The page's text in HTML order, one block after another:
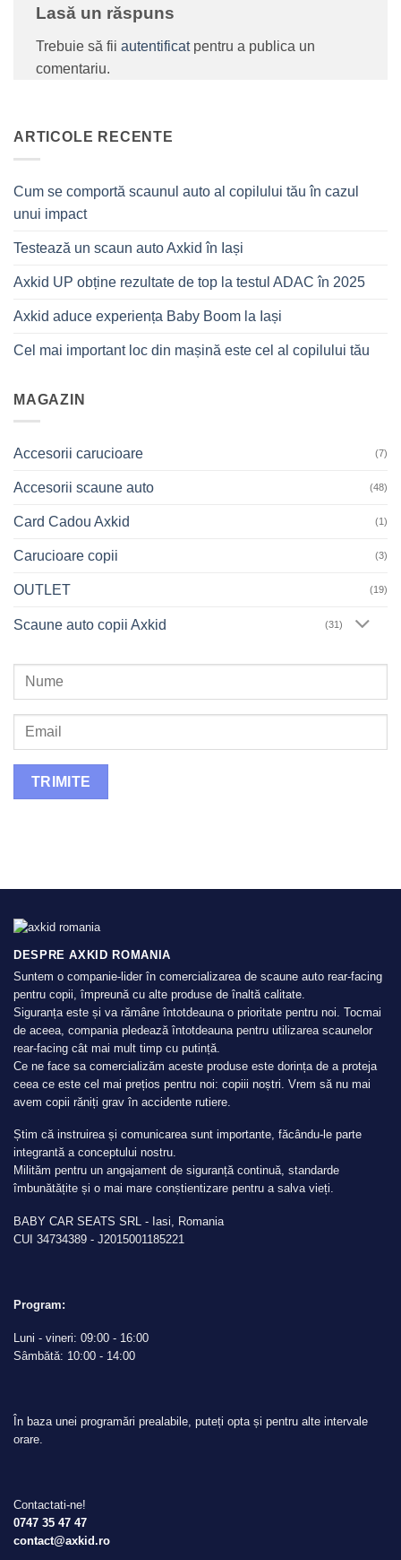
Lasă un răspuns
Trebuie să fii autentificatpentru a publica un
comentariu.
ARTICOLE RECENTE
Cum se comportă scaunul auto al copilului tău în cazul
unui impact
Testează un scaun auto Axkid în Iași
Axkid UP obține rezultate de top la testul ADAC în 2025
Axkid aduce experiența Baby Boom la Iași
Cel mai important loc din mașină este cel al copilului tău
MAGAZIN
Accesorii carucioare (7)
Accesorii scaune auto (48)
Card Cadou Axkid (1)
Carucioare copii (3)
OUTLET (19)
Scaune auto copii Axkid (31)
DESPRE AXKID ROMANIA
Suntem o companie-lider în comercializarea de scaune auto rear-facing
pentru copii, împreună cu alte produse de înaltă calitate.
Siguranța este și va rămâne întotdeauna o prioritate pentru noi. Tocmai
de aceea, compania pledează întotdeauna pentru utilizarea scaunelor
rear-facing cât mai mult timp cu putință.
Ce ne face sa comercializăm aceste produse este dorința de a proteja
ceea ce este cel mai prețios pentru noi: copiii noștri. Vrem să nu mai
avem copii răniți grav în accidente rutiere.
Știm că instruirea și comunicarea sunt importante, făcându-le parte
integrantă a conceptului nostru.
Milităm pentru un angajament de siguranță continuă, standarde
îmbunătățite și o mai mare conștientizare pentru a salva vieți.
BABY CAR SEATS SRL - Iasi, Romania
CUI 34734389 - J2015001185221
Program:
Luni - vineri: 09:00 - 16:00
Sâmbătă: 10:00 - 14:00
În baza unei programări prealabile, puteți opta și pentru alte intervale
orare.
Contactati-ne!
0747 35 47 47
contact@axkid.ro